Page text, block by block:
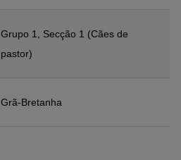
Grupo 1, Secção 1 (Cães de
pastor)
Grã-Bretanha